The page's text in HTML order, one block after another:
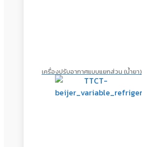
เครื่องปรับอากาศแบบแยกส่วน (น้ำยา)